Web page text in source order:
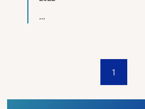
...
1